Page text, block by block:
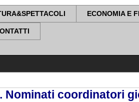
ECONOMIA E
Nominati coordinatori